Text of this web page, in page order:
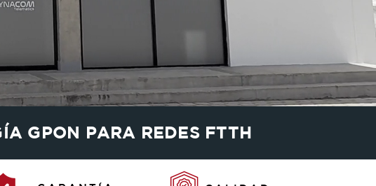
GPON PARA REDES FTTH